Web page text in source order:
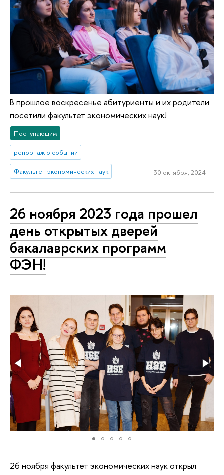
В прошлое воскресенье абитуриенты и их родители
посетили факультет экономических наук!
Поступающим
репортаж о событии
Факультет экономических наук 30 октября, 2024 г.
26 ноября 2023 года прошел
день открытых дверей
бакалаврских программ
ФЭН!
26 ноября факультет экономических наук открыл